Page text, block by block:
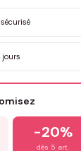
jours
-20%
dès 5 art.